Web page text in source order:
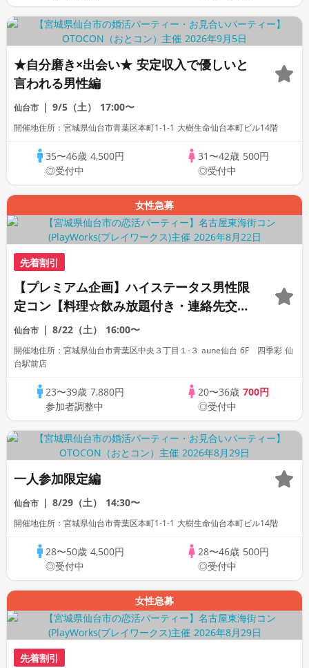
★自分磨き×出会い★ 安定収入で優しいと
言われる男性編
仙台市 9/5（土） 17:00〜
開催地住所：宮城県仙台市青葉区本町1-1-1 大樹生命仙台本町ビル14階
35〜46歳 4,500円
◎受付中
31〜42歳 500円
◎受付中
女性急募
先着割引
【プレミアム企画】ハイステータス男性限
定コン【料理☆飲み放題付き・連絡先交換
あり・完全着席型】１名参加多数・初参加
も大歓迎☆
仙台市 8/22（土） 16:00〜
開催地住所：宮城県仙台市青葉区中央３丁目１-３ aune仙台 6F 四季彩 仙
台駅前店
23〜39歳 7,880円
参加者調整中
20〜36歳 700円
◎受付中
一人参加限定編
仙台市 8/29（土） 14:30〜
開催地住所：宮城県仙台市青葉区本町1-1-1 大樹生命仙台本町ビル14階
28〜50歳 4,500円
◎受付中
28〜46歳 500円
◎受付中
女性急募
先着割引